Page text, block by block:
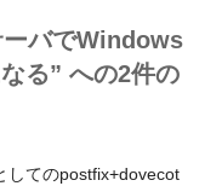
バでWindows
る” への2件の
してのpostfix+dovecot